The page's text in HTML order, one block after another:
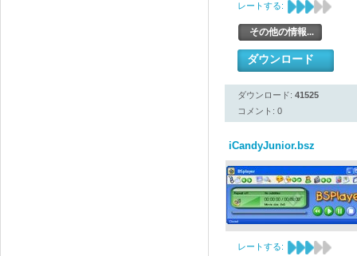
レートする:
その他の情報...
ダウンロード
ダウンロード: 41525
コメント: 0
iCandyJunior.bsz
レートする: